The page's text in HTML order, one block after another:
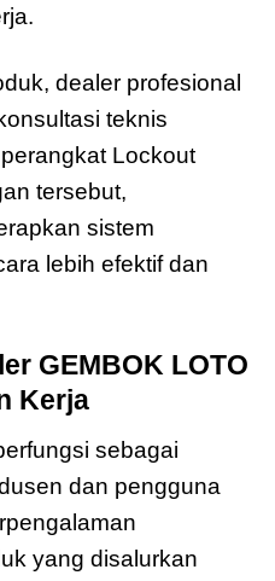
dealer profesional
teknis
Lockout
tersebut,
sistem
lebih efektif dan
GEMBOK LOTO
Kerja
sebagai
dan pengguna
yang disalurkan